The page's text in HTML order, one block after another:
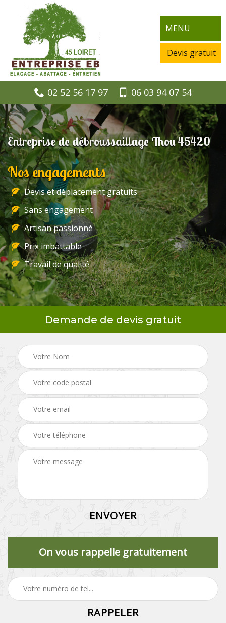
MENU
Devis gratuit
02 52 56 17 97 06 03 94 07 54
Entreprise de débroussaillage Thou 45420
Nos engagements
Devis et déplacement gratuits
Sans engagement
Artisan passionné
Prix imbattable
Travail de qualité
Demande de devis gratuit
On vous rappelle gratuitement